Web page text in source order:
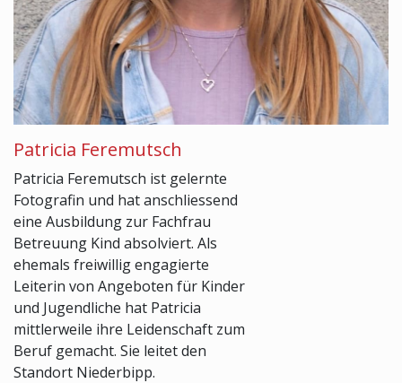
Patricia Feremutsch
Patricia Feremutsch ist gelernte
Fotografin und hat anschliessend
eine Ausbildung zur Fachfrau
Betreuung Kind absolviert. Als
ehemals freiwillig engagierte
Leiterin von Angeboten für Kinder
und Jugendliche hat Patricia
mittlerweile ihre Leidenschaft zum
Beruf gemacht. Sie leitet den
Standort Niederbipp.